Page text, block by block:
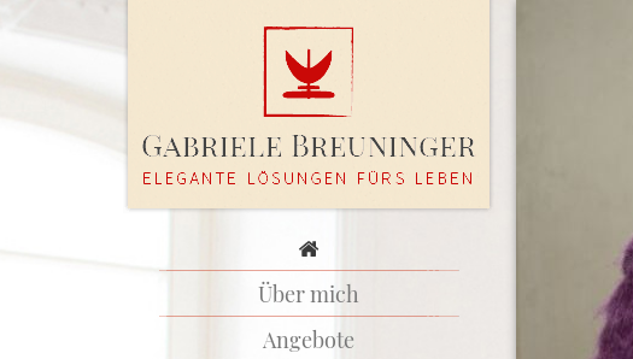
Über mich
Angebote